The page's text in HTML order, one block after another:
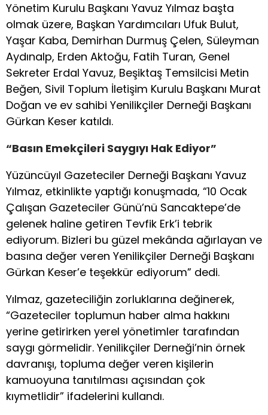
Yönetim Kurulu Başkanı Yavuz Yılmaz başta
olmak üzere, Başkan Yardımcıları Ufuk Bulut,
Yaşar Kaba, Demirhan Durmuş Çelen, Süleyman
Aydınalp, Erden Aktoğu, Fatih Turan, Genel
Sekreter Erdal Yavuz, Beşiktaş Temsilcisi Metin
Beğen, Sivil Toplum İletişim Kurulu Başkanı Murat
Doğan ve ev sahibi Yenilikçiler Derneği Başkanı
Gürkan Keser katıldı.
“Basın Emekçileri Saygıyı Hak Ediyor”
Yüzüncüyıl Gazeteciler Derneği Başkanı Yavuz
Yılmaz, etkinlikte yaptığı konuşmada, “10 Ocak
Çalışan Gazeteciler Günü’nü Sancaktepe’de
gelenek haline getiren Tevfik Erk’i tebrik
ediyorum. Bizleri bu güzel mekânda ağırlayan ve
basına değer veren Yenilikçiler Derneği Başkanı
Gürkan Keser’e teşekkür ediyorum” dedi.
Yılmaz, gazeteciliğin zorluklarına değinerek,
“Gazeteciler toplumun haber alma hakkını
yerine getirirken yerel yönetimler tarafından
saygı görmelidir. Yenilikçiler Derneği’nin örnek
davranışı, topluma değer veren kişilerin
kamuoyuna tanıtılması açısından çok
kıymetlidir” ifadelerini kullandı.